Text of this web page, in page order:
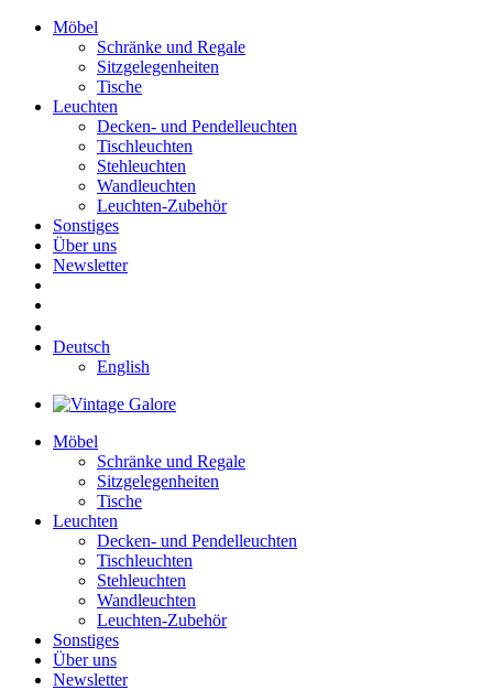
Möbel
Schränke und Regale
Sitzgelegenheiten
Tische
Leuchten
Decken- und Pendelleuchten
Tischleuchten
Stehleuchten
Wandleuchten
Leuchten-Zubehör
Sonstiges
Über uns
Newsletter
Deutsch
English
Möbel
Schränke und Regale
Sitzgelegenheiten
Tische
Leuchten
Decken- und Pendelleuchten
Tischleuchten
Stehleuchten
Wandleuchten
Leuchten-Zubehör
Sonstiges
Über uns
Newsletter